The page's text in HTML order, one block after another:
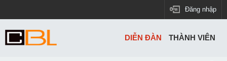
Đăng nhập
DIỄN ĐÀN THÀNH VIÊN